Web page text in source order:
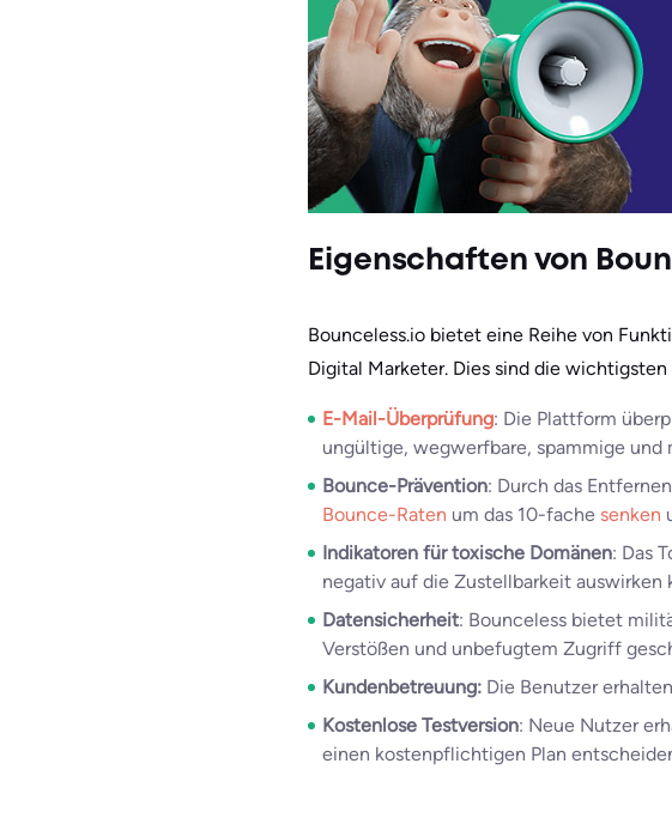
Eigenschaften von
Bounceless.io bietet eine Reihe von
Digital Marketer. Dies sind die
E-Mail-Überprüfung: Die Plattform
ungültige, wegwerfbare, spammige und
Bounce-Prävention: Durch das
Bounce-Raten um das 10-fache senken
Indikatoren für toxische Domänen: Das
negativ auf die Zustellbarkeit auswirken
Datensicherheit: Bounceless bietet
Verstößen und unbefugtem Zugriff
Kundenbetreuung: Die Benutzer
Kostenlose Testversion: Neue Nutzer
einen kostenpflichtigen Plan